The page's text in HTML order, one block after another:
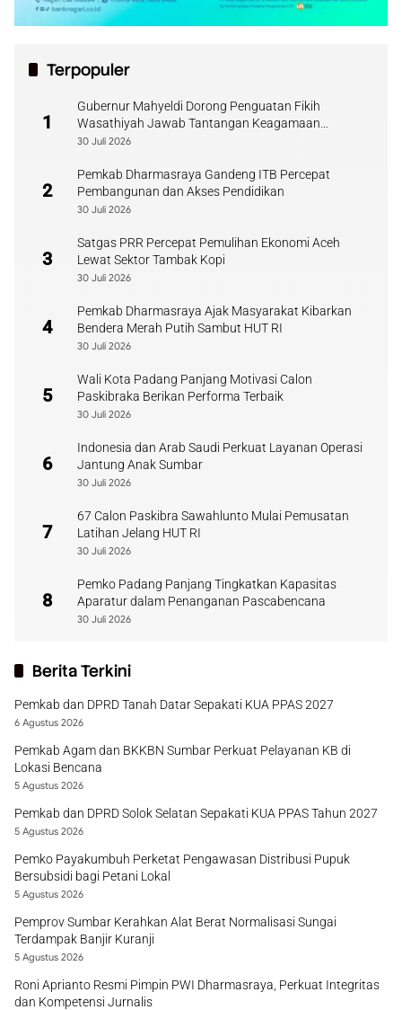
Terpopuler
1
Gubernur Mahyeldi Dorong Penguatan Fikih
Wasathiyah Jawab Tantangan Keagamaan
Kontemporer
30 Juli 2026
2
Pemkab Dharmasraya Gandeng ITB Percepat
Pembangunan dan Akses Pendidikan
30 Juli 2026
3
Satgas PRR Percepat Pemulihan Ekonomi Aceh
Lewat Sektor Tambak Kopi
30 Juli 2026
4
Pemkab Dharmasraya Ajak Masyarakat Kibarkan
Bendera Merah Putih Sambut HUT RI
30 Juli 2026
5
Wali Kota Padang Panjang Motivasi Calon
Paskibraka Berikan Performa Terbaik
30 Juli 2026
6
Indonesia dan Arab Saudi Perkuat Layanan Operasi
Jantung Anak Sumbar
30 Juli 2026
7
67 Calon Paskibra Sawahlunto Mulai Pemusatan
Latihan Jelang HUT RI
30 Juli 2026
8
Pemko Padang Panjang Tingkatkan Kapasitas
Aparatur dalam Penanganan Pascabencana
30 Juli 2026
Berita Terkini
Pemkab dan DPRD Tanah Datar Sepakati KUA PPAS 2027
6 Agustus 2026
Pemkab Agam dan BKKBN Sumbar Perkuat Pelayanan KB di
Lokasi Bencana
5 Agustus 2026
Pemkab dan DPRD Solok Selatan Sepakati KUA PPAS Tahun 2027
5 Agustus 2026
Pemko Payakumbuh Perketat Pengawasan Distribusi Pupuk
Bersubsidi bagi Petani Lokal
5 Agustus 2026
Pemprov Sumbar Kerahkan Alat Berat Normalisasi Sungai
Terdampak Banjir Kuranji
5 Agustus 2026
Roni Aprianto Resmi Pimpin PWI Dharmasraya, Perkuat Integritas
dan Kompetensi Jurnalis